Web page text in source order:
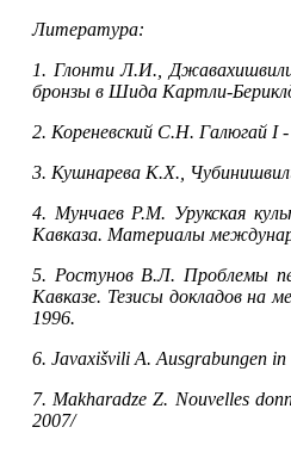
Литература:
1. Глонти Л.И.,
бронзы в Шида Картли-
2. Кореневский С.Н. Галюгай I
3. Кушнарева К.Х.,
4. Мунчаев Р.М. Урукская
Кавказа. Материалы
5. Ростунов В.Л. Проблемы
Кавказе. Тезисы докладов на
1996.
6. Javaxišvili A. Ausgrabungen
7. Makharadze Z. Nouvelles
2007/